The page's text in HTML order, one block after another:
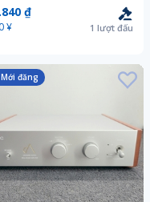
水 血中酸素 android iOS
₫
¥ 1 lượt đấu
Mới đăng